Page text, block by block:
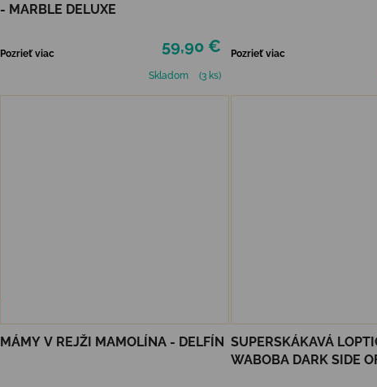
- MARBLE DELUXE
59,90 €
Pozrieť viac
Skladom
(3 ks)
Pozrieť viac
MÁMY V REJŽI MAMOLÍNA - DELFÍN SUPERSKÁKAVÁ
WABOBA DARK SIDE